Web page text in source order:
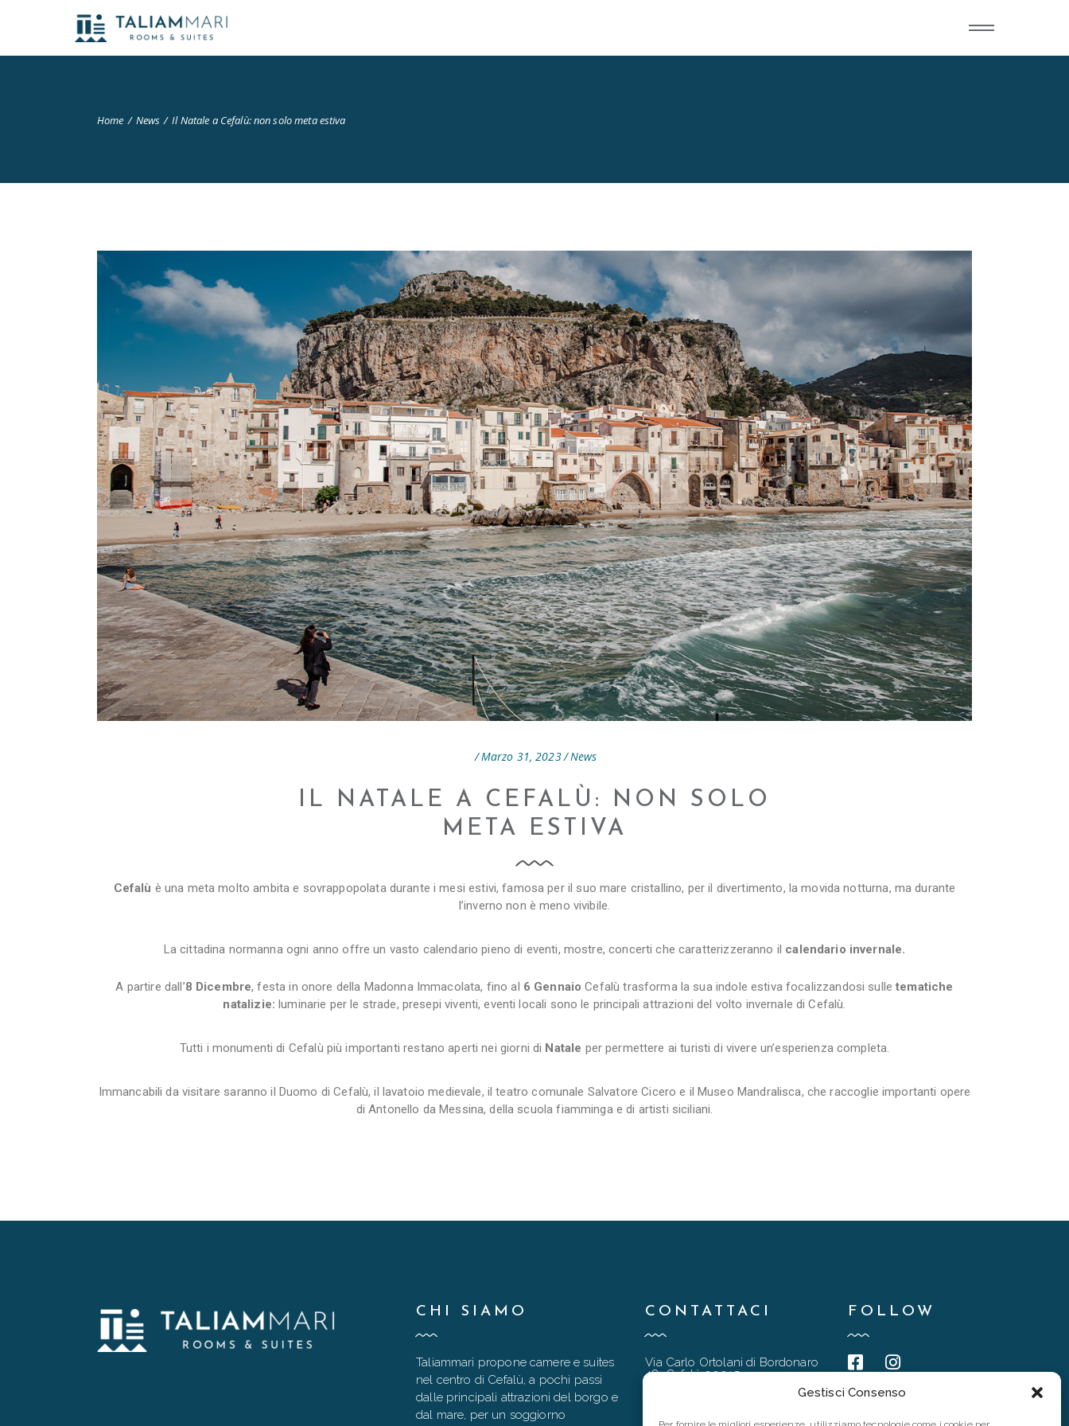
Gestisci Consenso
Home News Il Natale a Cefalù: non solo meta estiva
Marzo 31, 2023 News
IL NATALE A CEFALÙ: NON SOLO
META ESTIVA
Cefalù è una meta molto ambita e sovrappopolata durante i mesi estivi, famosa per il suo mare cristallino, per il divertimento, la movida notturna, ma durante
l’inverno non è meno vivibile.
La cittadina normanna ogni anno offre un vasto calendario pieno di eventi, mostre, concerti che caratterizzeranno il calendario invernale.
A partire dall’8 Dicembre, festa in onore della Madonna Immacolata, fino al 6 Gennaio Cefalù trasforma la sua indole estiva focalizzandosi sulletematiche
natalizie: luminarie per le strade, presepi viventi, eventi locali sono le principali attrazioni del volto invernale di Cefalù.
Tutti i monumenti di Cefalù più importanti restano aperti nei giorni di Natale per permettere ai turisti di vivere un’esperienza completa.
Immancabili da visitare saranno il Duomo di Cefalù, il lavatoio medievale, il teatro comunale Salvatore Cicero e il Museo Mandralisca, che raccoglie importanti opere
di Antonello da Messina, della scuola fiamminga e di artisti siciliani.
CHI SIAMO
Taliammari propone camere e suites
nel centro di Cefalù, a pochi passi
dalle principali attrazioni del borgo e
dal mare, per un soggiorno
CONTATTACI
Via Carlo Ortolani di Bordonaro
48, Cefalù 90015
FOLLOW